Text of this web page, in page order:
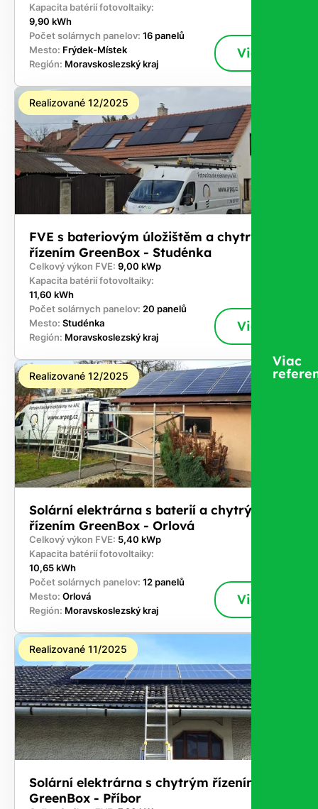
Kapacita batérií fotovoltaiky:
9,90 kWh
Počet solárnych panelov: 16 panelů
Mesto: Frýdek-Místek
Región: Moravskoslezský kraj
Viac
Realizované 12/2025
FVE s bateriovým úložištěm a chytrým
řízením GreenBox - Studénka
Celkový výkon FVE: 9,00 kWp
Kapacita batérií fotovoltaiky:
11,60 kWh
Počet solárnych panelov: 20 panelů
Mesto: Studénka
Región: Moravskoslezský kraj
Viac
Realizované 12/2025
Solární elektrárna s baterií a chytrým
řízením GreenBox - Orlová
Celkový výkon FVE: 5,40 kWp
Kapacita batérií fotovoltaiky:
10,65 kWh
Počet solárnych panelov: 12 panelů
Mesto: Orlová
Región: Moravskoslezský kraj
Viac
Realizované 11/2025
Solární elektrárna s chytrým řízením
GreenBox - Příbor
Viac